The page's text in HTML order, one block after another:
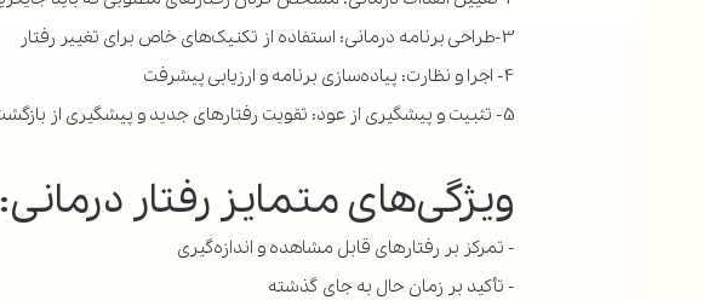
3-طراحی برنامه درمانی: استفاده از تکنیک‌های خاص برای تغییر رفتار
4- اجرا و نظارت: پیاده‌سازی برنامه و ارزیابی پیشرفت
5- تثبیت و پیشگیری از عود: تقویت رفتارهای جدید و پیشگیری از بازگشت الگوهای قدیمی
ویژگی‌های متمایز رفتار درمانی:
- تمرکز بر رفتارهای قابل مشاهده و اندازه‌گیری
- تأکید بر زمان حال به جای گذشته